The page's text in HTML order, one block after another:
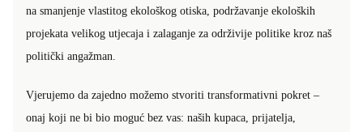
na smanjenje vlastitog ekološkog otiska, podržavanje ekoloških
projekata velikog utjecaja i zalaganje za održivije politike kroz naš
politički angažman.
Vjerujemo da zajedno možemo stvoriti transformativni pokret –
onaj koji ne bi bio moguć bez vas: naših kupaca, prijatelja,